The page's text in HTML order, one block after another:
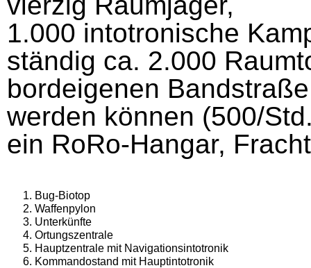
1.000 intotronische
ständig ca. 2.000
bordeigenen
werden können (500/
ein RoRo-Hangar,
Bug-Biotop
Waffenpylon
Unterkünfte
Ortungszentrale
Hauptzentrale mit Navigationsintotronik
Kommandostand mit Hauptintotronik